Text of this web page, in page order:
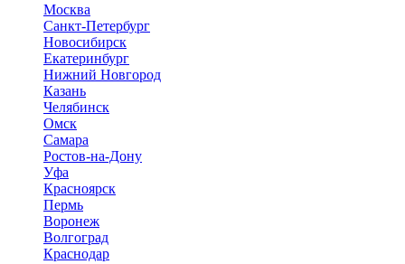
Москва
Санкт-Петербург
Новосибирск
Екатеринбург
Нижний Новгород
Казань
Челябинск
Омск
Самара
Ростов-на-Дону
Уфа
Красноярск
Пермь
Воронеж
Волгоград
Краснодар